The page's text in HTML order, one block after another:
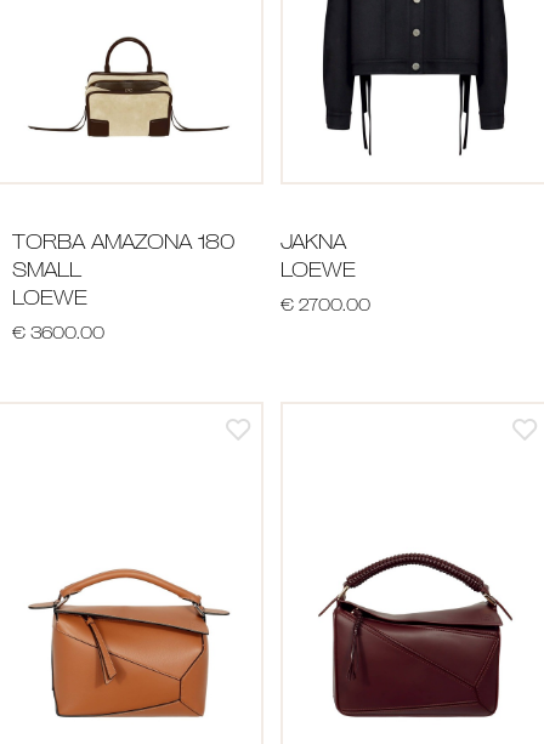
TORBA AMAZONA 180
SMALL
LOEWE
€ 3600.00
JAKNA
LOEWE
€ 2700.00